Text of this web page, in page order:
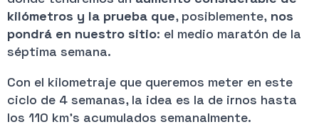
kilómetros y la prueba que, posiblemente, nos
pondrá en nuestro sitio: el medio maratón de la
séptima semana.
Con el kilometraje que queremos meter en este
ciclo de 4 semanas, la idea es la de irnos hasta
los 110 km’s acumulados semanalmente.